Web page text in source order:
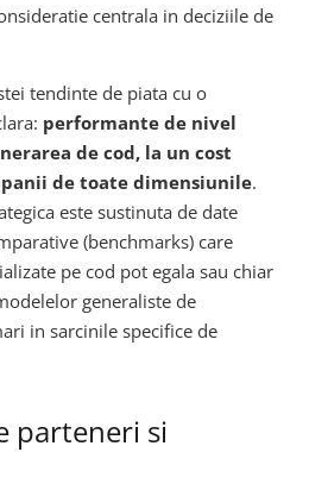
centrala in deciziile de
tendinte de piata cu o
performante de nivel
de cod, la un cost
de toate dimensiunile.
este sustinuta de date
(benchmarks) care
pe cod pot egala sau chiar
generaliste de
in sarcinile specifice de
parteneri si